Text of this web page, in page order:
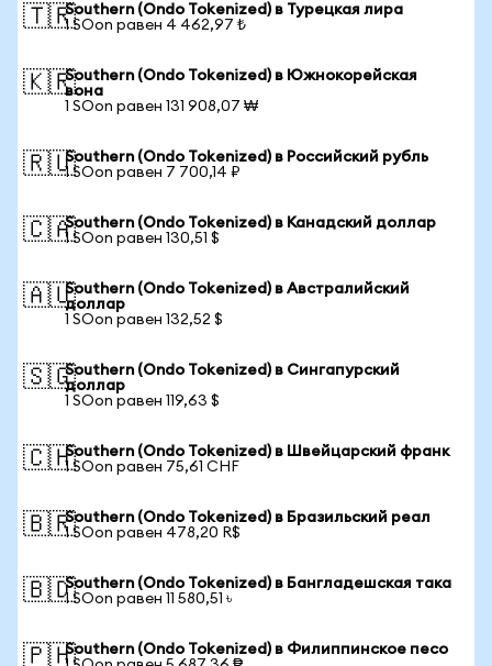
🇹🇷Southern (Ondo Tokenized) в Турецкая лира
1 SOon равен 4 462,97 ₺
🇰🇷Southern (Ondo Tokenized) в Южнокорейская
вона
1 SOon равен 131 908,07 ₩
🇷🇺Southern (Ondo Tokenized) в Российский рубль
1 SOon равен 7 700,14 ₽
🇨🇦Southern (Ondo Tokenized) в Канадский доллар
1 SOon равен 130,51 $
🇦🇺Southern (Ondo Tokenized) в Австралийский
доллар
1 SOon равен 132,52 $
🇸🇬Southern (Ondo Tokenized) в Сингапурский
доллар
1 SOon равен 119,63 $
🇨🇭Southern (Ondo Tokenized) в Швейцарский франк
1 SOon равен 75,61 CHF
🇧🇷Southern (Ondo Tokenized) в Бразильский реал
1 SOon равен 478,20 R$
🇧🇩Southern (Ondo Tokenized) в Бангладешская така
1 SOon равен 11 580,51 ৳
🇵🇭Southern (Ondo Tokenized) в Филиппинское песо